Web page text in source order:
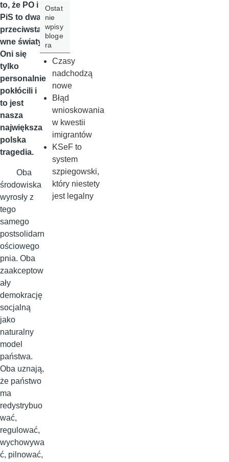
to, że PO i
PiS to dwa
przeciwsta
wne światy.
Oni się
tylko
personalnie
pokłócili i
to jest
nasza
największa
polska
tragedia.
Oba
środowiska
wyrosły z
tego
samego
postsolidarn
ościowego
pnia. Oba
zaakceptow
ały
demokrację
socjalną
jako
naturalny
model
państwa.
Oba uznają,
że państwo
ma
redystrybuo
wać,
regulować,
wychowywa
ć, pilnować,
Ostat
nie
wpisy
bloge
ra
Czasy
nadchodzą
nowe
Błąd
wnioskowania
w kwestii
imigrantów
KSeF to
system
szpiegowski,
który niestety
jest legalny